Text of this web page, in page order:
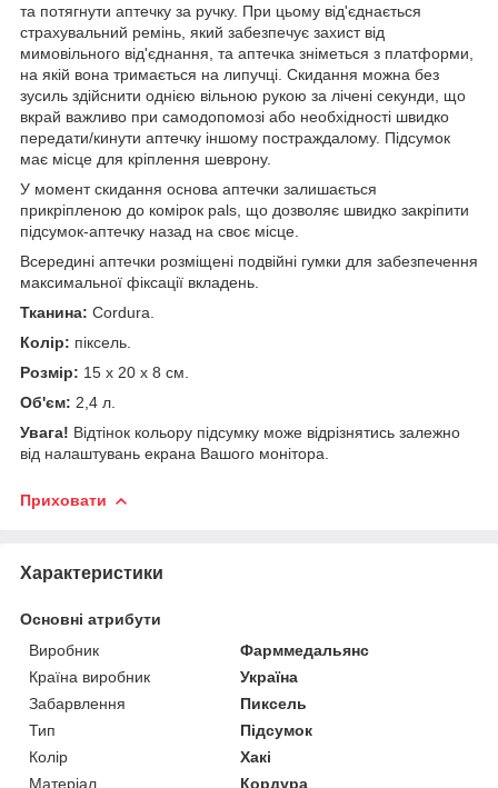
та потягнути аптечку за ручку. При цьому від'єднається
страхувальний ремінь, який забезпечує захист від
мимовільного від'єднання, та аптечка зніметься з платформи,
на якій вона тримається на липучці. Скидання можна без
зусиль здійснити однією вільною рукою за лічені секунди, що
вкрай важливо при самодопомозі або необхідності швидко
передати/кинути аптечку іншому постраждалому. Підсумок
має місце для кріплення шеврону.
У момент скидання основа аптечки залишається
прикріпленою до комірок pals, що дозволяє швидко закріпити
підсумок-аптечку назад на своє місце.
Всередині аптечки розміщені подвійні гумки для забезпечення
максимальної фіксації вкладень.
Тканина: Cordura.
Колір: піксель.
Розмір: 15 х 20 х 8 см.
Об'єм: 2,4 л.
Увага! Відтінок кольору підсумку може відрізнятись залежно
від налаштувань екрана Вашого монітора.
Приховати
Характеристики
Основні атрибути
Виробник
Фарммедальянс
Країна виробник
Україна
Забарвлення
Пиксель
Тип
Підсумок
Колір
Хакі
Матеріал
Кордура